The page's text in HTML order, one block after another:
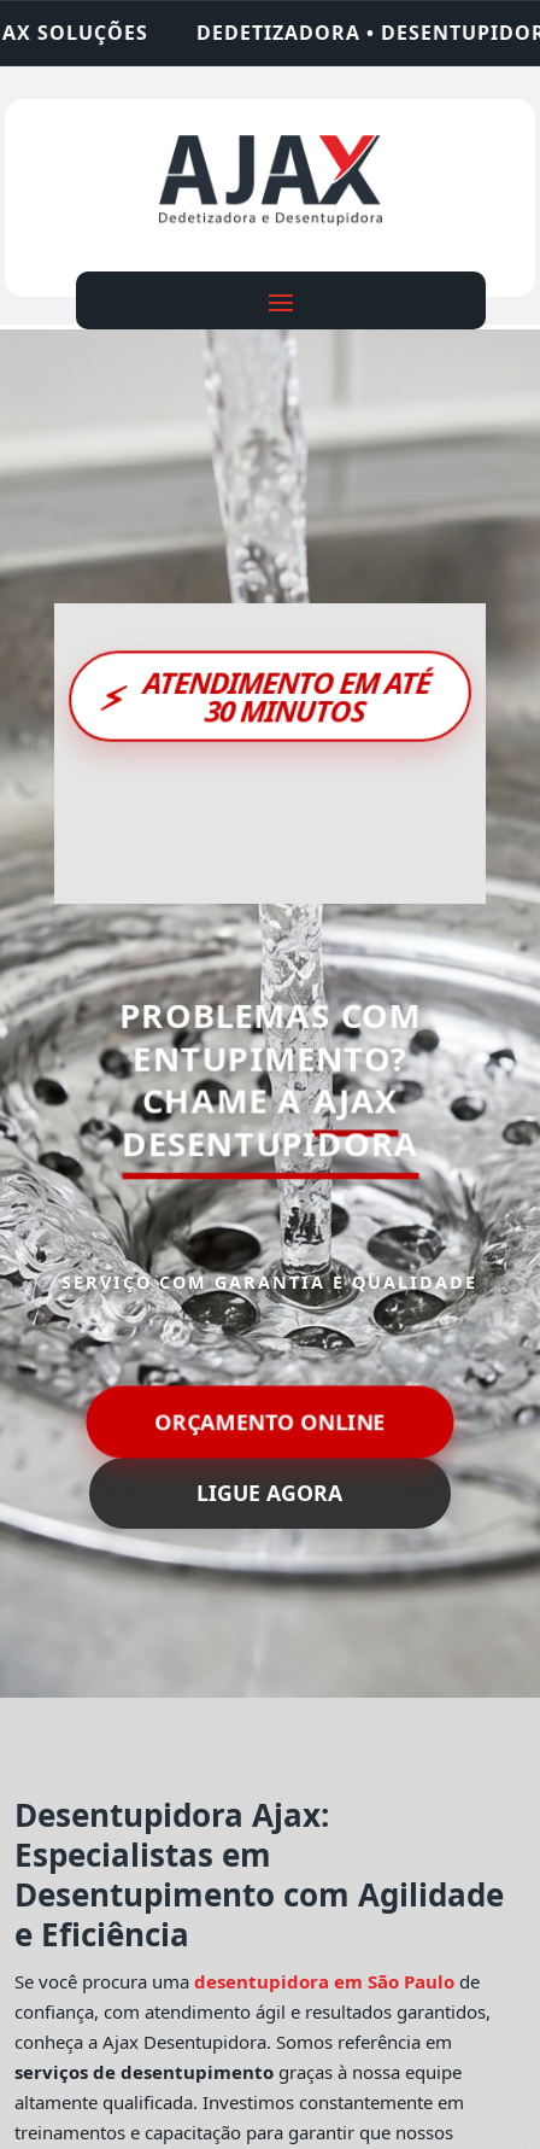
• DESENTUPIDORA • LIMPEZA DE FOSSA
⚡ ATENDIMENTO EM ATÉ
30 MINUTOS
PROBLEMAS COM
ENTUPIMENTO?
CHAME AAJAX
DESENTUPIDORA
SERVIÇO COM GARANTIA E QUALIDADE
ORÇAMENTO ONLINE
LIGUE AGORA
Desentupidora Ajax:
Especialistas em
Desentupimento com Agilidade
e Eficiência
Se você procura umadesentupidora em São Paulo de
confiança, com atendimento ágil e resultados garantidos,
conheça a Ajax Desentupidora. Somos referência em
serviços de desentupimento graças à nossa equipe
altamente qualificada. Investimos constantemente em
treinamentos e capacitação para garantir que nossos